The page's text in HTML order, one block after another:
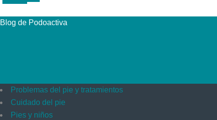
Blog de Podoactiva
Problemas del pie y tratamientos
Cuidado del pie
Pies y niños